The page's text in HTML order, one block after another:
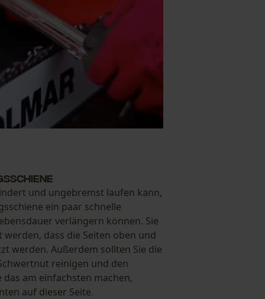
und ungebremst laufen kann,
ein paar schnelle
verlängern können. Sie
dass die Seiten oben und
werden. Außerdem sollten Sie die
reinigen und den
am einfachsten machen,
auf dieser Seite.